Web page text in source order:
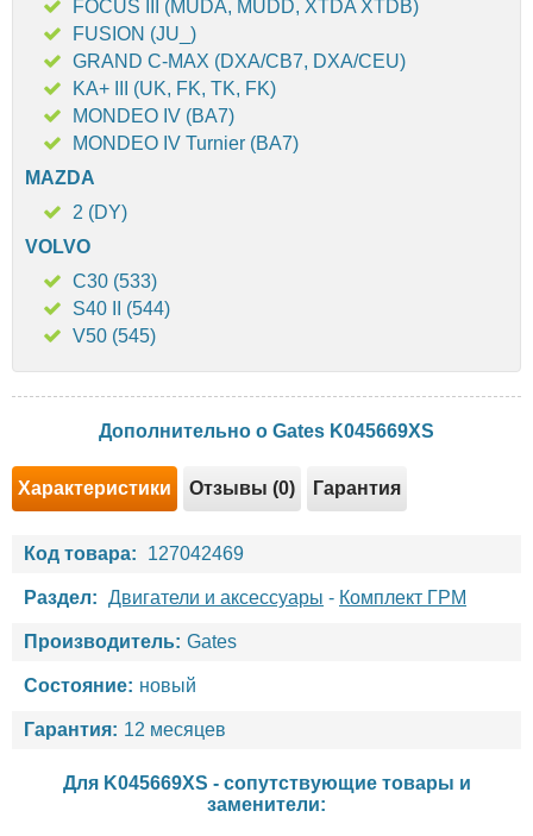
FOCUS III (MUDA, MUDD, XTDA XTDB)
FUSION (JU_)
GRAND C-MAX (DXA/CB7, DXA/CEU)
KA+ III (UK, FK, TK, FK)
MONDEO IV (BA7)
MONDEO IV Turnier (BA7)
MAZDA
2 (DY)
VOLVO
C30 (533)
S40 II (544)
V50 (545)
Дополнительно о Gates K045669XS
Характеристики Отзывы (0) Гарантия
Код товара: 127042469
Раздел: Двигатели и аксессуары - Комплект ГРМ
Производитель: Gates
Состояние: новый
Гарантия: 12 месяцев
Для K045669XS - сопутствующие товары и
заменители: